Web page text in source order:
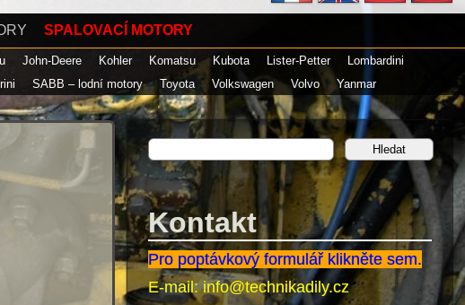
SPALOVACÍ MOTORY
John-Deere Kohler Komatsu Kubota Lister-Petter
Lombardini
SABB – lodní motory Toyota Volkswagen Volvo Yanmar
Kontakt
Pro poptávkový formulář klikněte sem.
E-mail:info@technikadily.cz